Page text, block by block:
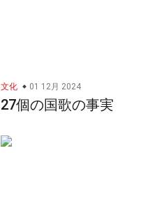
文化 01 12月 2024
27個の国歌の事実